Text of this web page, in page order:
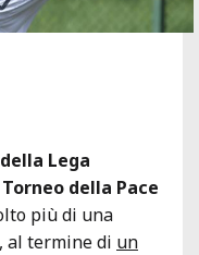
Lega
Torneo della Pace
più di una
al termine di un